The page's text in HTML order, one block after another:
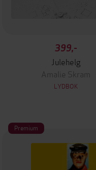
399,-
Julehelg
Amalie Skram
LYDBOK
Premium